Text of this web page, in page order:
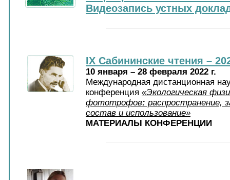
Видеозапись устных
IX Сабининские чтения –
10 января – 28 февраля 2022 г.
Международная дистанционная
конференция «Экологическая
фототрофов: распространение,
состав и использование»
МАТЕРИАЛЫ КОНФЕРЕНЦИИ